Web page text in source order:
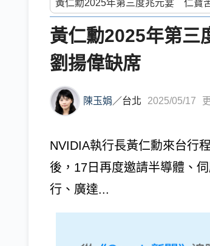
黃仁勳2025年第
劉揚偉缺席
陳玉娟 ／台北 2025/05/17
NVIDIA執行長黃仁勳來台行
後，17日再度邀請半導體、
行、廣達...